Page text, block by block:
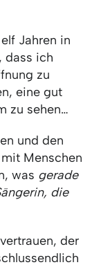
Jahren in
dass ich
zu
eine gut
zu sehen…
und den
Menschen
was gerade
die
der